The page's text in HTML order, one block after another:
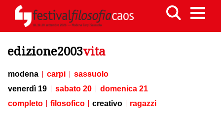
edizione2003vita
modena carpi
sassuolo
venerdì 19
sabato 20
domenica 21
completo
filosofico creativo ragazzi